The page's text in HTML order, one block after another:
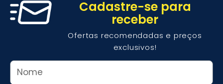
Cadastre-se para
receber
Ofertas recomendadas e preços
exclusivos!
Nome